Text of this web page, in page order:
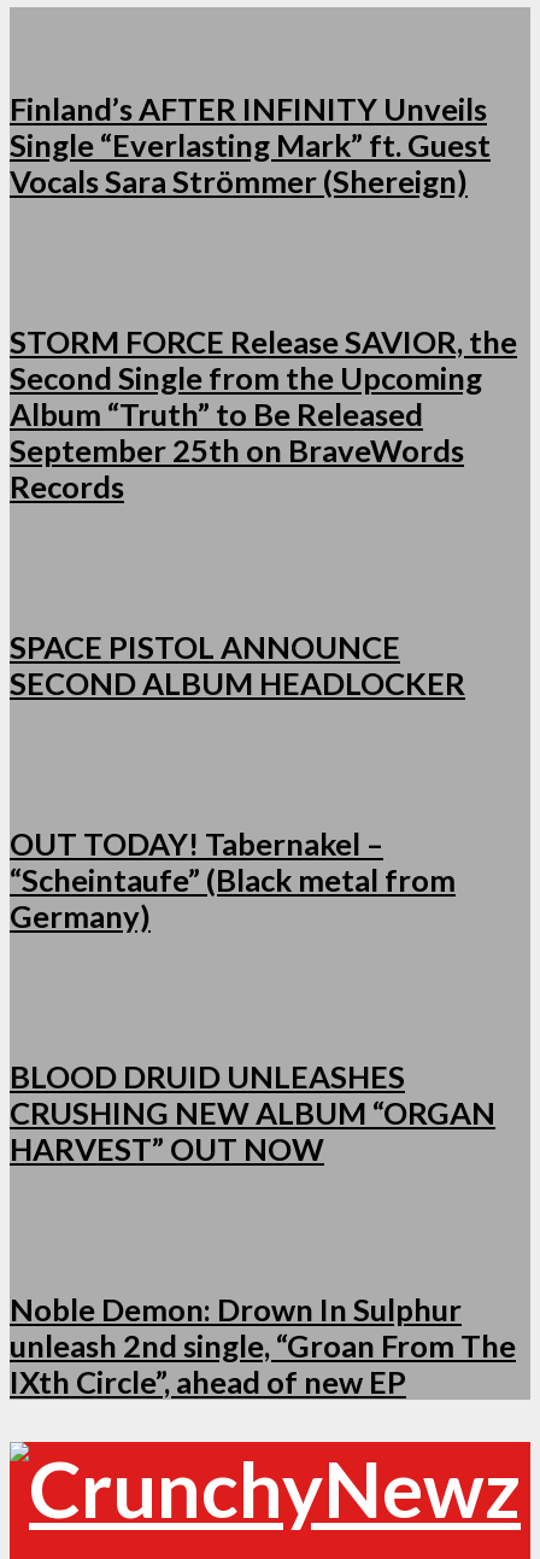
Finland’s AFTER INFINITY Unveils
Single “Everlasting Mark” ft. Guest
Vocals Sara Strömmer (Shereign)
STORM FORCE Release SAVIOR, the
Second Single from the Upcoming
Album “Truth” to Be Released
September 25th on BraveWords
Records
SPACE PISTOL ANNOUNCE
SECOND ALBUM HEADLOCKER
OUT TODAY! Tabernakel –
“Scheintaufe” (Black metal from
Germany)
BLOOD DRUID UNLEASHES
CRUSHING NEW ALBUM “ORGAN
HARVEST” OUT NOW
Noble Demon: Drown In Sulphur
unleash 2nd single, “Groan From The
IXth Circle”, ahead of new EP